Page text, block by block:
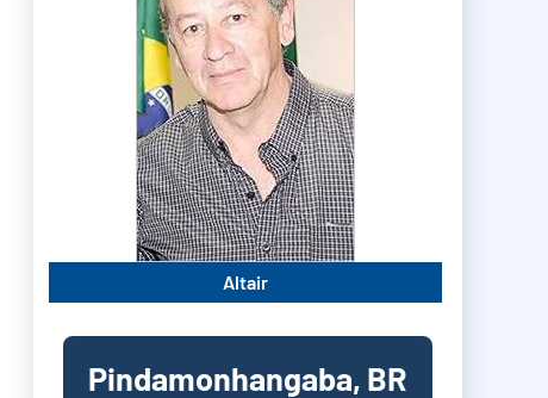
Altair
Pindamonhangaba, BR